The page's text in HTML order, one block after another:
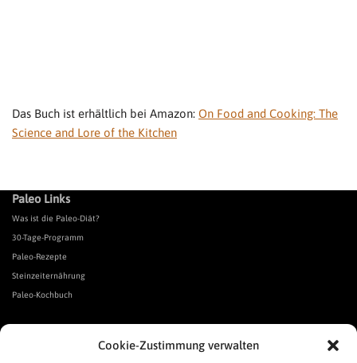
Cookie-Zustimmung verwalten
Das Buch ist erhältlich bei Amazon: On Food and Cooking: The
Science and Lore of the Kitchen
Paleo Links
Was ist die Paleo-Diät?
30-Tage-Programm
Paleo-Rezepte
Steinzeiternährung
Paleo-Kochbuch
*Affiliate Link. Als Partner verschiedener Unternehmen verdiene ich an qualifizierten Verkäufen.